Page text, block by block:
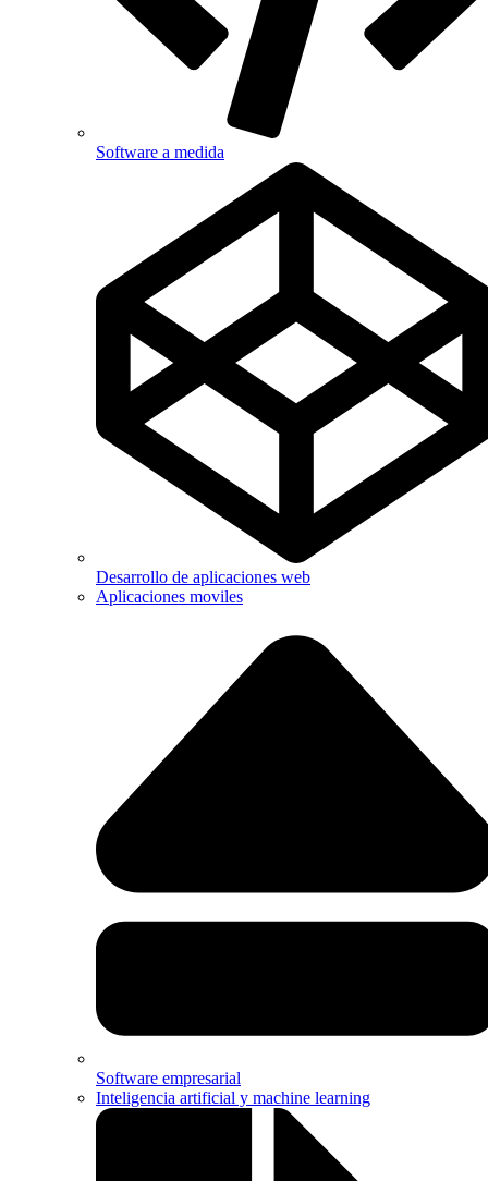
Software a medida
Desarrollo de aplicaciones web
Aplicaciones moviles
Software empresarial
Inteligencia artificial y machine learning